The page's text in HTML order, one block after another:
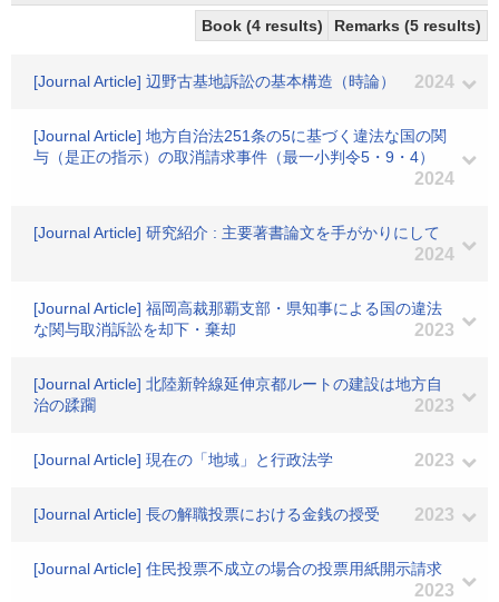
Book (4 results)
Remarks (5 results)
[Journal Article] 辺野古基地訴訟の基本構造（時論） 2024
[Journal Article] 地方自治法251条の5に基づく違法な国の関
与（是正の指示）の取消請求事件（最一小判令5・9・4）
2024
[Journal Article] 研究紹介 : 主要著書論文を手がかりにして
2024
[Journal Article] 福岡高裁那覇支部・県知事による国の違法
な関与取消訴訟を却下・棄却
2023
[Journal Article] 北陸新幹線延伸京都ルートの建設は地方自
治の蹂躙
2023
[Journal Article] 現在の「地域」と行政法学 2023
[Journal Article] 長の解職投票における金銭の授受 2023
[Journal Article] 住民投票不成立の場合の投票用紙開示請求
2023